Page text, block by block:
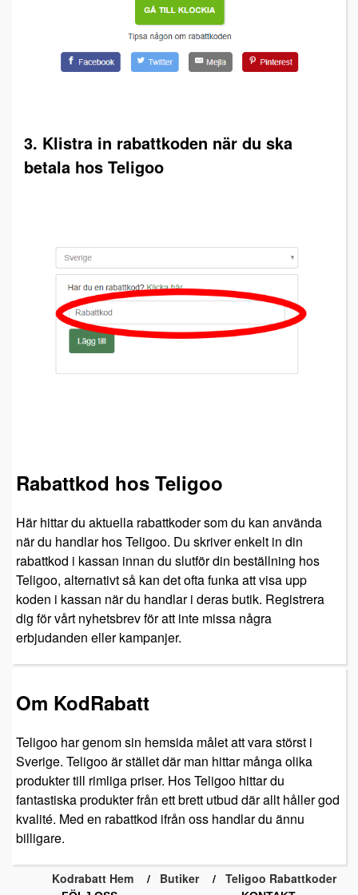
3. Klistra in rabattkoden när du ska
betala hos Teligoo
Rabattkod hos Teligoo
Här hittar du aktuella rabattkoder som du kan använda
när du handlar hos Teligoo. Du skriver enkelt in din
rabattkod i kassan innan du slutför din beställning hos
Teligoo, alternativt så kan det ofta funka att visa upp
koden i kassan när du handlar i deras butik. Registrera
dig för vårt nyhetsbrev för att inte missa några
erbjudanden eller kampanjer.
Om KodRabatt
Teligoo har genom sin hemsida målet att vara störst i
Sverige. Teligoo är stället där man hittar många olika
produkter till rimliga priser. Hos Teligoo hittar du
fantastiska produkter från ett brett utbud där allt håller god
kvalité. Med en rabattkod ifrån oss handlar du ännu
billigare.
Kodrabatt Hem Butiker Teligoo Rabattkoder